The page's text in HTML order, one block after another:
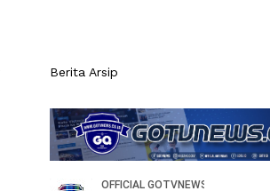
Berita Arsip